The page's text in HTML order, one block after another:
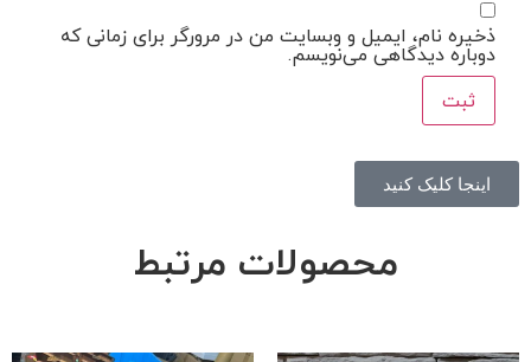
ذخیره نام، ایمیل و وبسایت من در مرورگر برای زمانی که
دوباره دیدگاهی می‌نویسم.
اینجا کلیک کنید
محصولات مرتبط